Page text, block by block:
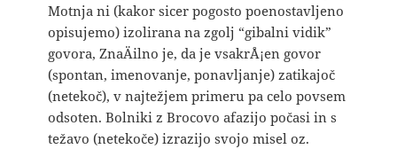
Motnja ni (kakor sicer pogosto poenostavljeno
opisujemo) izolirana na zgolj “gibalni vidik”
govora, ZnaÄilno je, da je vsakrÅ¡en govor
(spontan, imenovanje, ponavljanje) zatikajoč
(netekoč), v najtežjem primeru pa celo povsem
odsoten. Bolniki z Brocovo afazijo počasi in s
težavo (netekoče) izrazijo svojo misel oz.